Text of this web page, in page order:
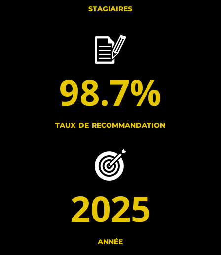
stagiaires
98.7%
taux de recommandation
2025
année